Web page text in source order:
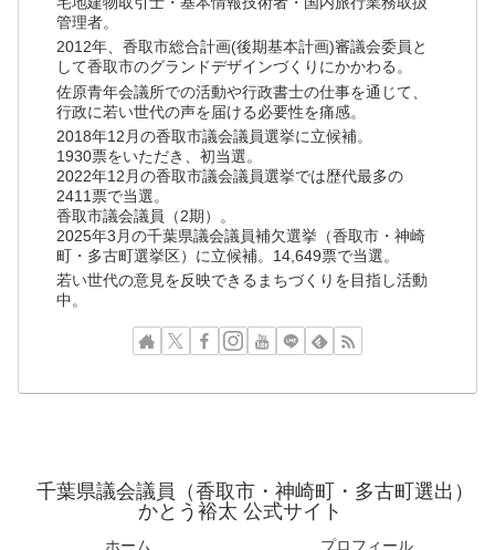
管理者。
2012年、香取市総合計画(後期基本計画)審議会委員と
して香取市のグランドデザインづくりにかかわる。
佐原青年会議所での活動や行政書士の仕事を通じて、
行政に若い世代の声を届ける必要性を痛感。
2018年12月の香取市議会議員選挙に立候補。
1930票をいただき、初当選。
2022年12月の香取市議会議員選挙では歴代最多の
2411票で当選。
香取市議会議員（2期）。
2025年3月の千葉県議会議員補欠選挙（香取市・神崎
町・多古町選挙区）に立候補。14,649票で当選。
若い世代の意見を反映できるまちづくりを目指し活動
中。
千葉県議会議員（香取市・神崎町・多古町選出）
かとう裕太 公式サイト
ホーム プロフィール